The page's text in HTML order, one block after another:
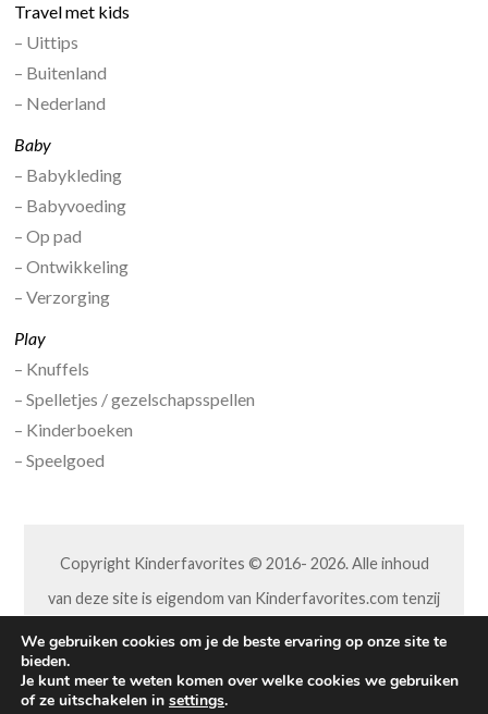
Travel met kids
– Uittips
– Buitenland
– Nederland
Baby
– Babykleding
– Babyvoeding
– Op pad
– Ontwikkeling
– Verzorging
Play
– Knuffels
– Spelletjes / gezelschapsspellen
– Kinderboeken
– Speelgoed
Copyright Kinderfavorites © 2016- 2026. Alle inhoud
van deze site is eigendom van Kinderfavorites.com tenzij
anders aangegeven. Niets van deze site mag op welke
wijze dan ook worden overgenomen of aangepast,
zonder hiervoor toestemming vooraf van ons te hebben
We gebruiken cookies om je de beste ervaring op onze site te
bieden.
Je kunt meer te weten komen over welke cookies we gebruiken
of ze uitschakelen in settings.